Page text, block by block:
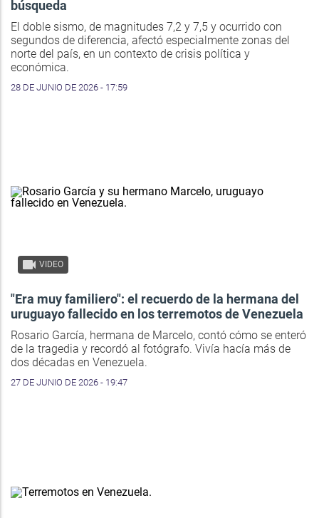
búsqueda
El doble sismo, de magnitudes 7,2 y 7,5 y ocurrido con
segundos de diferencia, afectó especialmente zonas del
norte del país, en un contexto de crisis política y
económica.
28 DE JUNIO DE 2026 - 17:59
VIDEO
"Era muy familiero": el recuerdo de la hermana del
uruguayo fallecido en los terremotos de Venezuela
Rosario García, hermana de Marcelo, contó cómo se enteró
de la tragedia y recordó al fotógrafo. Vivía hacía más de
dos décadas en Venezuela.
27 DE JUNIO DE 2026 - 19:47